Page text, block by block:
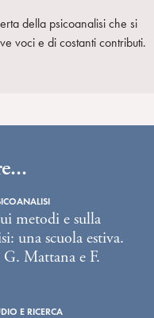
della psicoanalisi che si
voci e di costanti contributi.
metodi e sulla
una scuola estiva.
Mattana e F.
E RICERCA